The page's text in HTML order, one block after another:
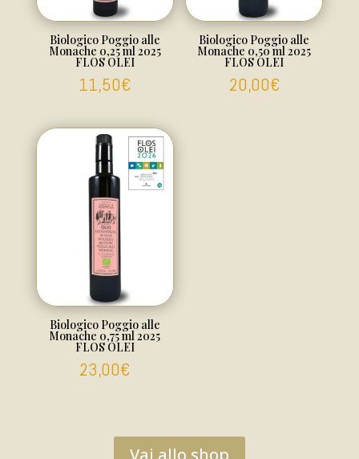
Biologico Poggio alle
Monache 0,25 ml 2025
FLOS OLEI
11,50€
Biologico Poggio alle
Monache 0,50 ml 2025
FLOS OLEI
20,00€
Biologico Poggio alle
Monache 0,75 ml 2025
FLOS OLEI
23,00€
Vai allo shop